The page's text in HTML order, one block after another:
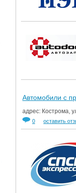
Автомобили с
адрес: Кострома,
0 оставить